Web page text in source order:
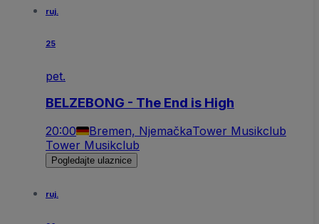
ruj.
25
pet.
BELZEBONG - The End is High
20:00 Bremen, NjemačkaTower Musikclub
Tower Musikclub
Pogledajte ulaznice
ruj.